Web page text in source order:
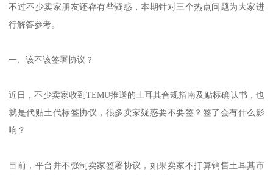
不过不少卖家朋友还存有些疑惑，本期针对三个热点问题为大家进
行解答参考。
一、该不该签署协议？
近日，不少卖家收到TEMU推送的土耳其合规指南及贴标确认书，也
就是代贴土代标签协议，很多卖家疑惑要不要签？签了会有什么影
响？
目前，平台并不强制卖家签署协议，如果卖家不打算销售土耳其市